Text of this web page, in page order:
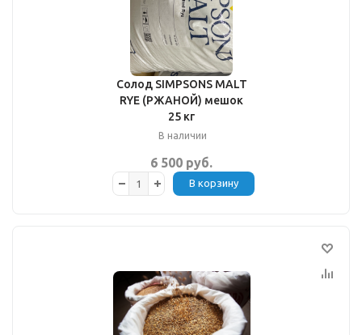
Солод SIMPSONS MALT
RYE (РЖАНОЙ) мешок
25 кг
В наличии
6 500 руб.
В корзину